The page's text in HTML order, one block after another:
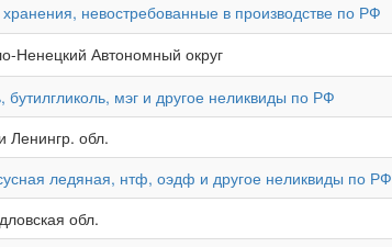
невостребованные в производстве по РФ
Ненецкий Автономный округ
мэг и другое неликвиды по РФ
Ленингр. обл.
ледяная, нтф, оэдф и другое неликвиды по РФ
обл.